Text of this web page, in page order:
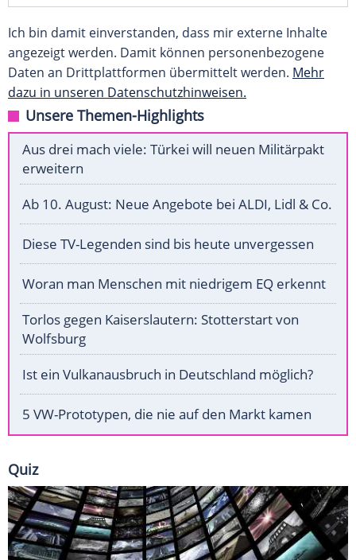
Ich bin damit einverstanden, dass mir externe Inhalte
angezeigt werden. Damit können personenbezogene
Daten an Drittplattformen übermittelt werden. Mehr
dazu in unseren Datenschutzhinweisen.
Unsere Themen-Highlights
Aus drei mach viele: Türkei will neuen Militärpakt
erweitern
Ab 10. August: Neue Angebote bei ALDI, Lidl & Co.
Diese TV-Legenden sind bis heute unvergessen
Woran man Menschen mit niedrigem EQ erkennt
Torlos gegen Kaiserslautern: Stotterstart von
Wolfsburg
Ist ein Vulkanausbruch in Deutschland möglich?
5 VW-Prototypen, die nie auf den Markt kamen
Quiz